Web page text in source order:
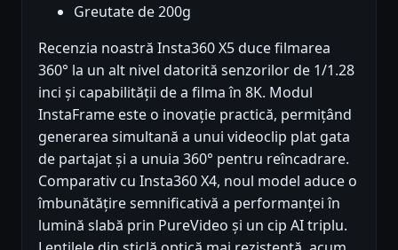
Greutate de 200g
Recenzia noastră Insta360 X5 duce filmarea
360° la un alt nivel datorită senzorilor de 1/1.28
inci și capabilității de a filma în 8K. Modul
InstaFrame este o inovație practică, permițând
generarea simultană a unui videoclip plat gata
de partajat și a unuia 360° pentru reîncadrare.
Comparativ cu Insta360 X4, noul model aduce o
îmbunătățire semnificativă a performanței în
lumină slabă prin PureVideo și un cip AI triplu.